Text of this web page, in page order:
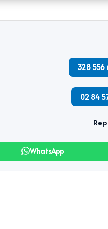
328 556
02 84
WhatsApp